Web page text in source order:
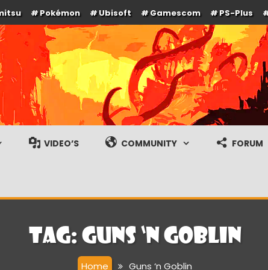
Pokémon Ubisoft Gamescom PS-Plus
gameplay streams
VIDEO’S COMMUNITY FORUM
Tag: Guns ‘n Goblin
Home Guns ‘n Goblin